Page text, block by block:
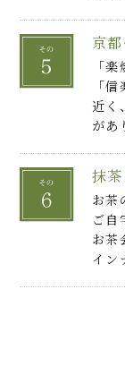
京
「
「
近く
があ
抹
お茶
ご自
お茶
イン